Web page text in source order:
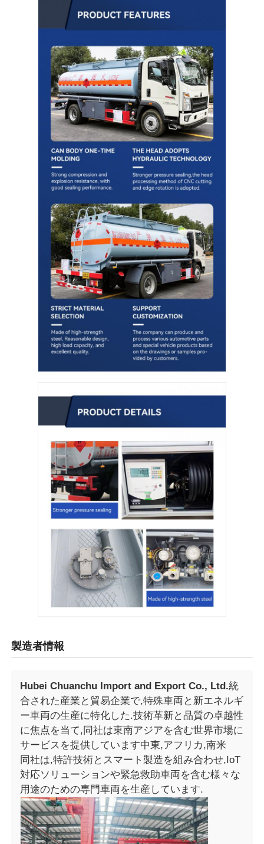
製造者情報
Hubei Chuanchu Import and Export Co., Ltd.統
合された産業と貿易企業で,特殊車両と新エネルギ
ー車両の生産に特化した.技術革新と品質の卓越性
に焦点を当て,同社は東南アジアを含む世界市場に
サービスを提供しています中東,アフリカ,南米
同社は,特許技術とスマート製造を組み合わせ,IoT
対応ソリューションや緊急救助車両を含む様々な
用途のための専門車両を生産しています.